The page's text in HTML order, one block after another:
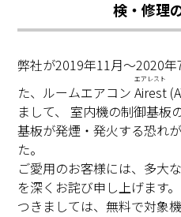
検・修理
弊社が2019年11月～2020
た、ルームエアコンAirest
エアレスト
まして、 室内機の制御基板の不具合により、ごく稀に同
基板が発煙・発火する恐れ
た。
ご愛用のお客様には、多大
を深くお詫び申し上げます。
つきましては、無料で対象